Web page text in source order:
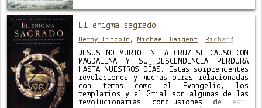
Jerusalén, estos documentos estuvieron
El enigma sagrado
Herny Lincoln , Michael Baigent ,
Richard
JESÚS NO MURIÓ EN LA CRUZ SE CAUSÓ CON
MAGDALENA Y SU DESCENDENCIA PERDURA
HASTA NUESTROS DÍAS. Estas sorprendentes
revelaciones y muchas otras relacionadas
con temas como el Evangelio, los
templarios y el Grial son algunas de las
revolucionarias conclusiones de esta